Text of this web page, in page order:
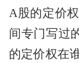
A股的定价
间专门写过
的定价权在